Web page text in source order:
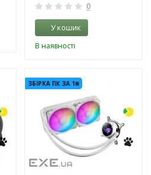
0
У кошик
В наявності
ЗБІРКА ПК ЗА 1₴